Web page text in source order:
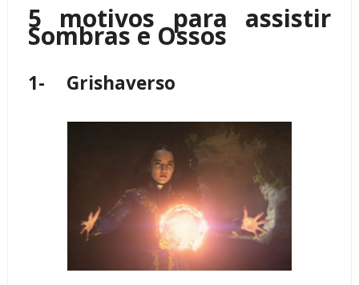
5 motivos para assistir
Sombras e Ossos
1- Grishaverso